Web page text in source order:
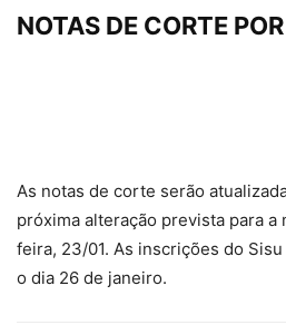
NOTAS DE CORTE
As notas de corte serão
próxima alteração prevista para a
feira, 23/01. As inscrições do
o dia 26 de janeiro.